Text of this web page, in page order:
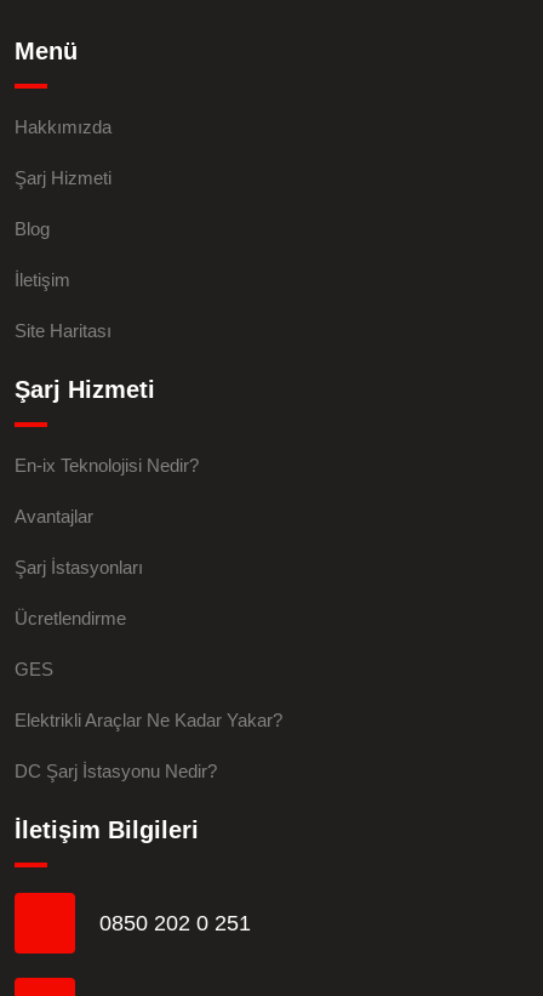
Menü
Hakkımızda
Şarj Hizmeti
Blog
İletişim
Site Haritası
Şarj Hizmeti
En-ix Teknolojisi Nedir?
Avantajlar
Şarj İstasyonları
Ücretlendirme
GES
Elektrikli Araçlar Ne Kadar Yakar?
DC Şarj İstasyonu Nedir?
İletişim Bilgileri
0850 202 0 251